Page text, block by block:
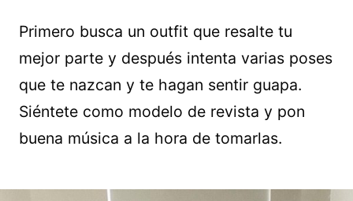
Primero busca un outfit que resalte tu
mejor parte y después intenta varias poses
que te nazcan y te hagan sentir guapa.
Siéntete como modelo de revista y pon
buena música a la hora de tomarlas.